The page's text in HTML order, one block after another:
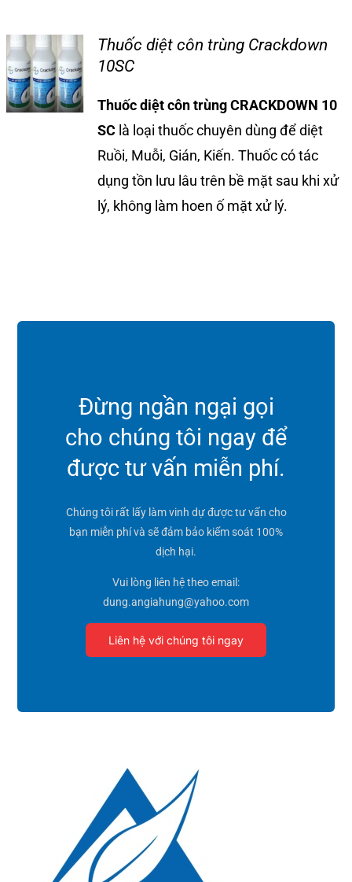
Thuốc diệt côn trùng Crackdown
10SC
Thuốc diệt côn trùng CRACKDOWN 10
SC là loại thuốc chuyên dùng để diệt
Ruồi, Muỗi, Gián, Kiến. Thuốc có tác
dụng tồn lưu lâu trên bề mặt sau khi xử
lý, không làm hoen ố mặt xử lý.
Đừng ngần ngại gọi
cho chúng tôi ngay để
được tư vấn miễn phí.
Chúng tôi rất lấy làm vinh dự được tư vấn cho
bạn miễn phí và sẽ đảm bảo kiểm soát 100%
dịch hại.
Vui lòng liên hệ theo email:
dung.angiahung@yahoo.com
Liên hệ với chúng tôi ngay